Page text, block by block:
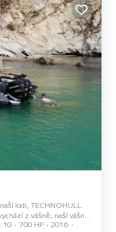
lodi, TECHNOHULL
z vášně; naší vášně
pro samotný zážitek z
10 700 HP
2016